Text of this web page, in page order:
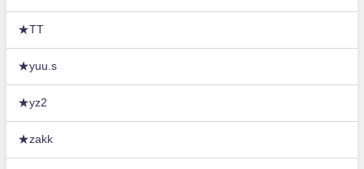
★TT
★yuu.s
★yz2
★zakk